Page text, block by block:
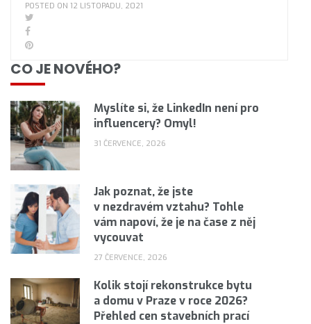
POSTED ON 12 LISTOPADU, 2021
CO JE NOVÉHO?
Myslíte si, že LinkedIn není pro
influencery? Omyl!
31 ČERVENCE, 2026
Jak poznat, že jste
v nezdravém vztahu? Tohle
vám napoví, že je na čase z něj
vycouvat
27 ČERVENCE, 2026
Kolik stojí rekonstrukce bytu
a domu v Praze v roce 2026?
Přehled cen stavebních prací